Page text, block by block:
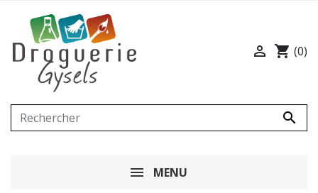

 shopping_cart (0)
MENU